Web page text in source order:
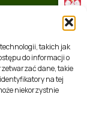
takich jak
do informacji o
dane, takie
na tej
niekorzystnie